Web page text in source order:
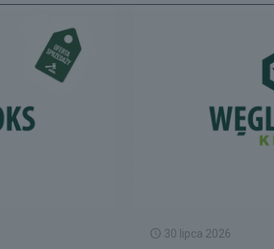
30 lipca 2026